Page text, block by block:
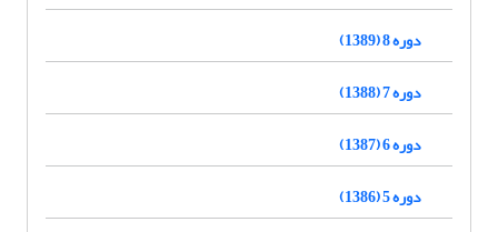
دوره 8 (1389)
دوره 7 (1388)
دوره 6 (1387)
دوره 5 (1386)